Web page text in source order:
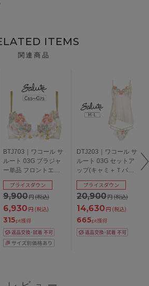
ITEMS
関連商品
BTJ703｜ワコール サ
ルート 03G ブラジャ
ー単品 フロントエッ
クスプラスブラ
CDEFGカップ アンダ
ー65/70/75cm
9,900円(税込)
プライスダウン
6,930円 (税込)
315pt獲得
DTJ203｜ワコール サ
ルート 03G セットア
ップ(キャミ＋Ｔバッ
ク) M/L
20,900円(税込)
プライスダウン
14,630円 (税込)
665pt獲得